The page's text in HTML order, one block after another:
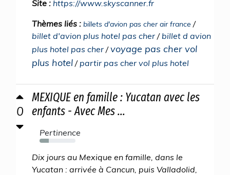
Site : https://www.skyscanner.fr
Thèmes liés : billets d'avion pas cher air france /
billet d'avion plus hotel pas cher / billet d avion
plus hotel pas cher /voyage pas cher vol
plus hotel / partir pas cher vol plus hotel
0
MEXIQUE en famille : Yucatan avec les
enfants - Avec Mes ...
Pertinence
26%
Dix jours au Mexique en famille, dans le
Yucatan : arrivée à Cancun, puis Valladolid,